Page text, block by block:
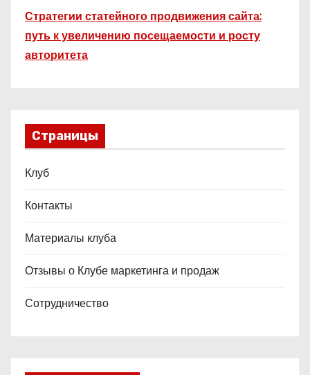
Стратегии статейного продвижения сайта:
путь к увеличению посещаемости и росту
авторитета
Страницы
Клуб
Контакты
Материалы клуба
Отзывы о Клубе маркетинга и продаж
Сотрудничество